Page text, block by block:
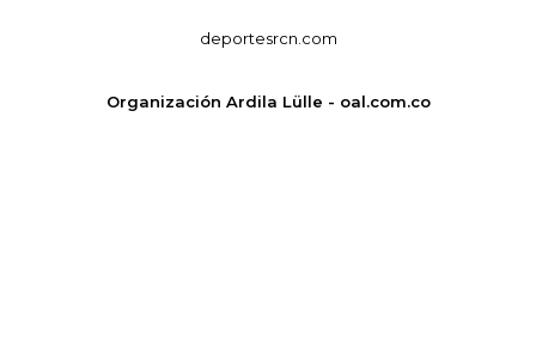
deportesrcn.com
Organización Ardila Lülle - oal.com.co